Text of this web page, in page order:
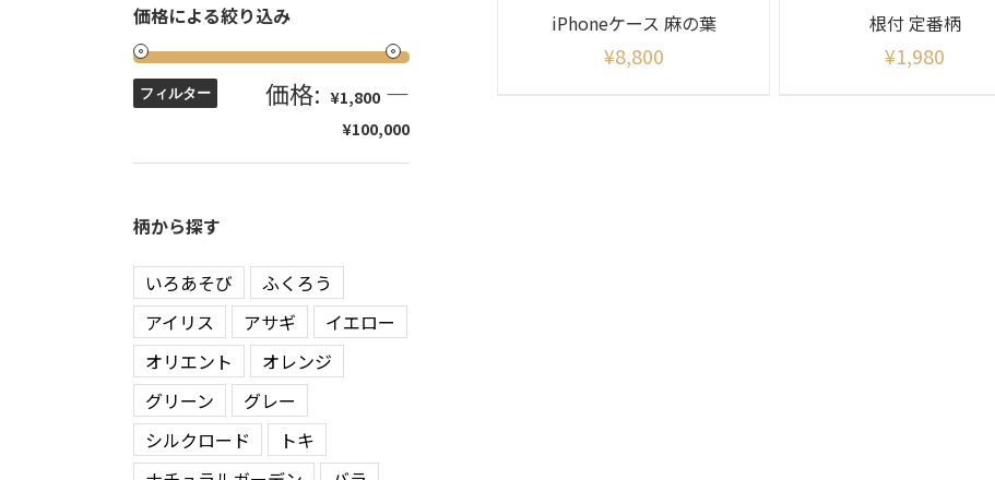
iPhoneケース 麻の葉
¥8,800
根付 定番柄
¥1,980
価格による絞り込み
フィルター 価格: ¥1,800 —
¥100,000
柄から探す
いろあそび
ふくろう
アイリス
アサギ
イエロー
オリエント
オレンジ
グリーン
グレー
シルクロード
トキ